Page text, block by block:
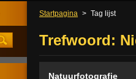
Startpagina > Tag lijst
Trefwoord:
Natuurfotografie